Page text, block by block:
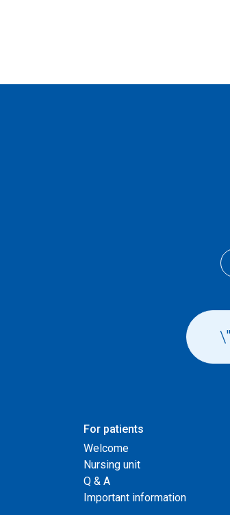
For patients
Welcome
Nursing unit
Q & A
Important information